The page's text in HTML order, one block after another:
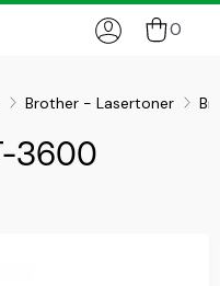
0
Brother - Lasertoner
3600